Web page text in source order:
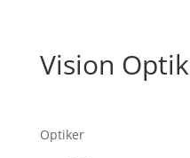
Vision Optik
Optiker